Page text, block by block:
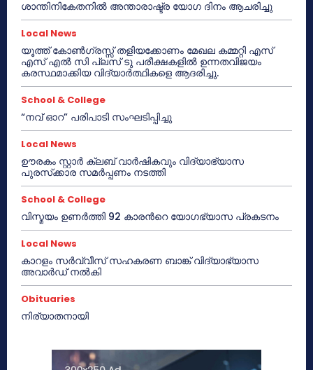
ശാന്തിനികേതനിൽ അന്താരാഷ്ട്ര യോഗ ദിനം ആചരിച്ചു
Local News
യൂത്ത് കോൺഗ്രസ്സ് തളിയക്കോണം മേഖല കമ്മറ്റി എസ്
എസ് എൽ സി പ്ലസ് ടു പരീക്ഷകളിൽ ഉന്നതവിജയം
കരസ്ഥമാക്കിയ വിദ്യാർത്ഥികളെ ആദരിച്ചു.
School & College
“നവ് ഓറ” പരിപാടി സംഘടിപ്പിച്ചു
Local News
ഊരകം സ്റ്റാർ ക്ലബ് വാർഷികവും വിദ്യാഭ്യാസ
പുരസ്‌ക്കാര സമർപ്പണം നടത്തി
School & College
വിസ്മയം ഉണർത്തി 92 കാരൻറെ യോഗഭ്യാസ പ്രകടനം
Local News
കാറളം സർവ്വീസ് സഹകരണ ബാങ്ക് വിദ്യാഭ്യാസ
അവാർഡ് നൽകി
Obituaries
നിര്യാതനായി